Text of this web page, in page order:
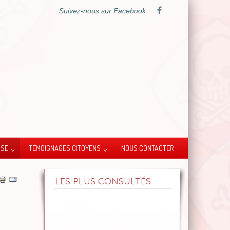
Suivez-nous sur Facebook
TÉMOIGNAGES CITOYENS NOUS CONTACTER
LES PLUS CONSULTÉS